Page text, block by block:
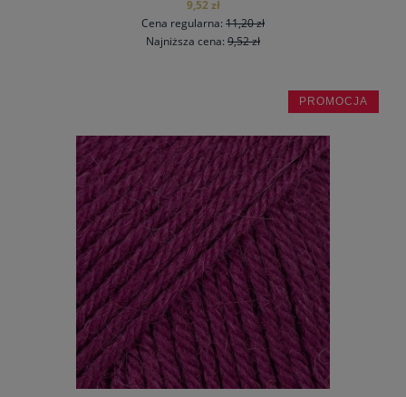
9,52 zł
Cena regularna: 11,20 zł
Najniższa cena: 9,52 zł
do koszyka
PROMOCJA